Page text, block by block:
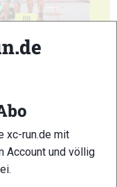
88
90
xc-run.de mit
Account und völlig